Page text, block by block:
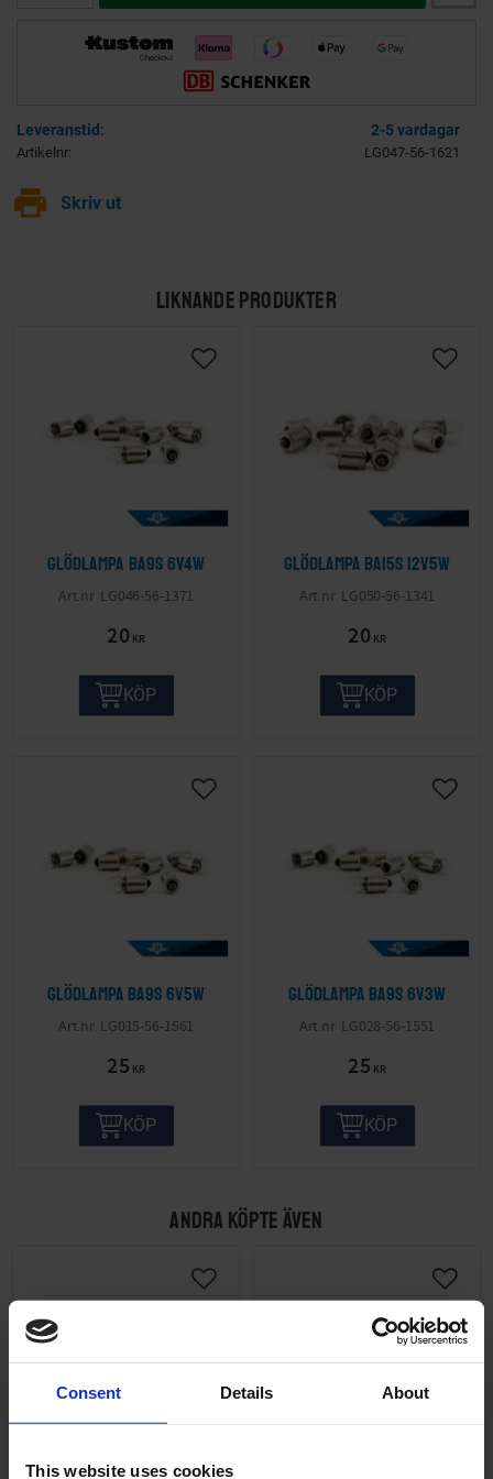
Consent Details About
This website uses cookies
2-5 vardagar
Artikelnr LG047-56-1621
print Skriv ut
LIKNANDE PRODUKTER
Glödlampa BA9S 6V4W
LG046-56-1371
20 KR
KÖP
Glödlampa BA15S 12V5W
LG050-56-1341
20 KR
KÖP
Glödlampa BA9S 6V5W
LG015-56-1561
25 KR
KÖP
Glödlampa BA9S 6V3W
LG028-56-1551
25 KR
KÖP
ANDRA KÖPTE ÄVEN